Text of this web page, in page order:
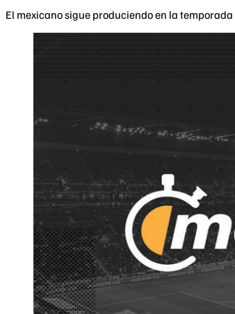
El mexicano sigue produciendo en la